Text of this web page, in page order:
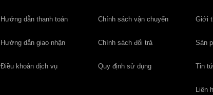
Hướng dẫn thanh toán
Hướng dẫn giao nhận
Điều khoản dịch vụ
Chính sách vận chuyển
Chính sách đổi trả
Quy định sử dụng
Giới
Sản
Tin
Liên